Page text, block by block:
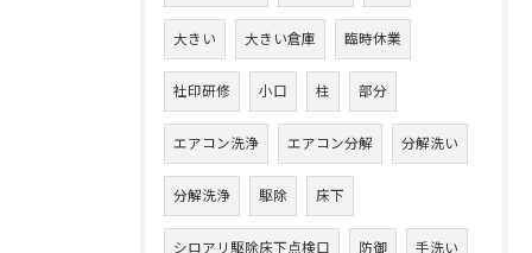
大きい 大きい倉庫 臨時休業
社印研修 小口 柱 部分
エアコン洗浄 エアコン分解 分解洗い
分解洗浄 駆除 床下
シロアリ駆除床下点検口 防御 手洗い